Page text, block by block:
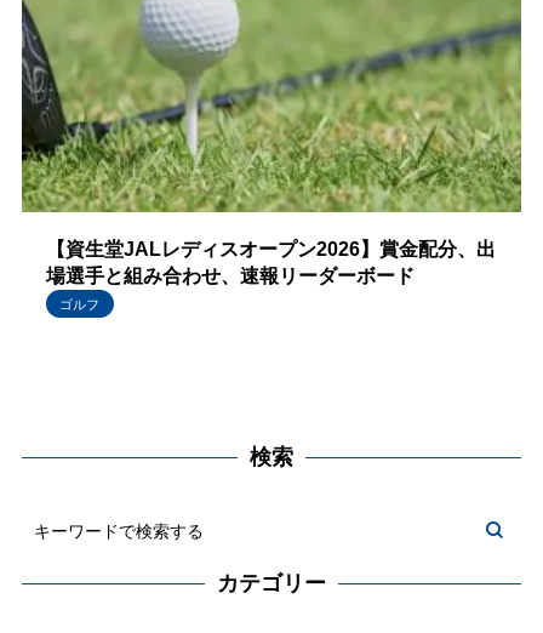
【資生堂JALレディスオープン2026】賞金配分、出
場選手と組み合わせ、速報リーダーボード
ゴルフ
検索
カテゴリー